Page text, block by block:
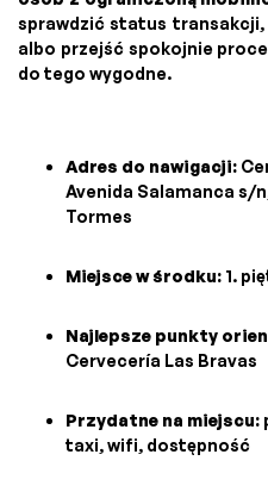
sprawdzić status
albo przejść spokojnie
do tego wygodne.
Adres do nawigacji:
Avenida Salamanca s/
Tormes
Miejsce w środku: 1.
Najlepsze punkty
Cervecería Las Bravas
Przydatne na miejscu:
taxi, wifi, dostępność